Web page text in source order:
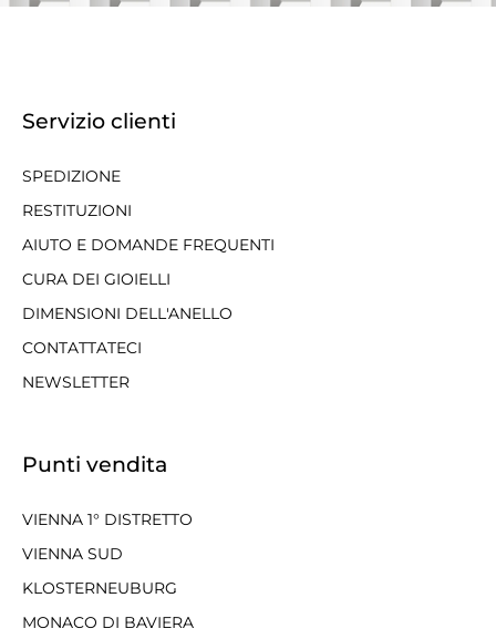
Servizio clienti
SPEDIZIONE
RESTITUZIONI
AIUTO E DOMANDE FREQUENTI
CURA DEI GIOIELLI
DIMENSIONI DELL'ANELLO
CONTATTATECI
NEWSLETTER
Punti vendita
VIENNA 1° DISTRETTO
VIENNA SUD
KLOSTERNEUBURG
MONACO DI BAVIERA